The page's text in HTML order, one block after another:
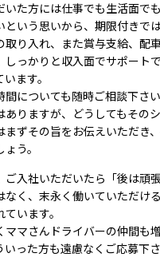
いた方には仕事でも生活面で
という思いから、期限付きで
取り入れ、また賞与支給、配
しっかりと収入面でサポート
ます。
間についても随時ご相談下さ
ありますが、どうしてもその
まずその旨をお伝えいただき
う。
ご入社いただいたら「後は頑
なく、末永く働いていただけ
います。
ママさんドライバーの仲間も
った方も遠慮なくご応募下さ